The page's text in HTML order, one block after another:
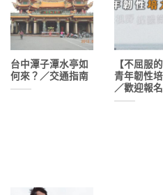
台中潭子潭水亭如
何來？／交通指南
【不屈服
青年韌性培
／歡迎報名